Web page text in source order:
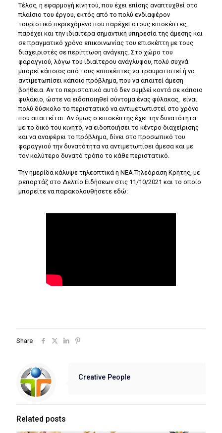
Τέλος, η εφαρμογή κινητού, που έχει επίσης αναπτυχθεί στο
πλαίσιο του έργου, εκτός από το πολύ ενδιαφέρον
τουριστικό περιεχόμενο που παρέχει στους επισκέπτες,
παρέχει και την ιδιαίτερα σημαντική υπηρεσία της άμεσης και
σε πραγματικό χρόνο επικοινωνίας του επισκέπτη με τους
διαχειριστές σε περίπτωση ανάγκης. Στο χώρο του
φαραγγιού, λόγω του ιδιαίτερου ανάγλυφου, πολύ συχνά
μπορεί κάποιος από τους επισκέπτες να τραυματιστεί ή να
αντιμετωπίσει κάποιο πρόβλημα, που να απαιτεί άμεση
βοήθεια. Αν το περιστατικό αυτό δεν συμβεί κοντά σε κάποιο
φυλάκιο, ώστε να ειδοποιηθεί σύντομα ένας φύλακας, είναι
πολύ δύσκολο το περιστατικό να αντιμετωπιστεί στο χρόνο
που απαιτείται. Αν όμως ο επισκέπτης έχει την δυνατότητα
με το δικό του κινητό, να ειδοποιήσει το κέντρο διαχείρισης
και να αναφέρει το πρόβλημα, δίνει στο προσωπικό του
φαραγγιού την δυνατότητα να αντιμετωπίσει άμεσα και με
τον καλύτερο δυνατό τρόπο το κάθε περιστατικό.
Την ημερίδα κάλυψε τηλεοπτικά η ΝΕΑ Τηλεόραση Κρήτης, με
ρεπορτάζ στο Δελτίο Ειδήσεων στις 11/10/2021 και το οποίο
μπορείτε να παρακολουθήσετε εδώ:
Share
Creative People
Related posts